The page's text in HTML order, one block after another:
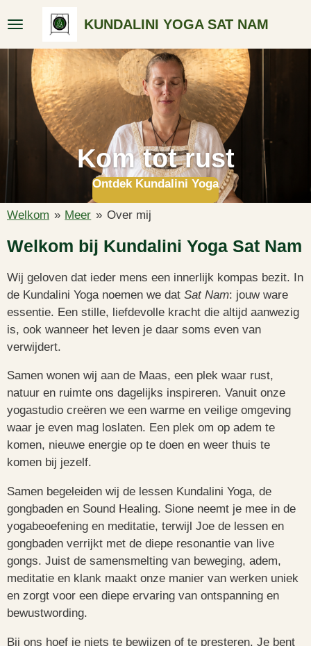
direct
naar
hoofdinhoud
KUNDALINI YOGA SAT NAM
Kom tot rust
Ontdek Kundalini Yoga
Welkom » Meer » Over mij
Welkom bij Kundalini Yoga Sat Nam
Wij geloven dat ieder mens een innerlijk kompas bezit. In
de Kundalini Yoga noemen we dat Sat Nam: jouw ware
essentie. Een stille, liefdevolle kracht die altijd aanwezig
is, ook wanneer het leven je daar soms even van
verwijdert.
Samen wonen wij aan de Maas, een plek waar rust,
natuur en ruimte ons dagelijks inspireren. Vanuit onze
yogastudio creëren we een warme en veilige omgeving
waar je even mag loslaten. Een plek om op adem te
komen, nieuwe energie op te doen en weer thuis te
komen bij jezelf.
Samen begeleiden wij de lessen Kundalini Yoga, de
gongbaden en Sound Healing. Sione neemt je mee in de
yogabeoefening en meditatie, terwijl Joe de lessen en
gongbaden verrijkt met de diepe resonantie van live
gongs. Juist de samensmelting van beweging, adem,
meditatie en klank maakt onze manier van werken uniek
en zorgt voor een diepe ervaring van ontspanning en
bewustwording.
Bij ons hoef je niets te bewijzen of te presteren. Je bent